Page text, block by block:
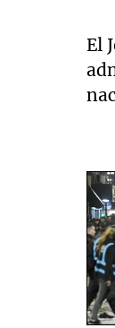
El